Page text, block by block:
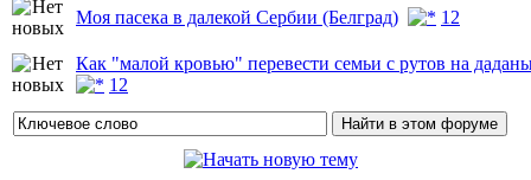
Моя пасека в далекой Сербии (Белград)
1 2
Как "малой кровью" перевести семьи с рутов на
1 2